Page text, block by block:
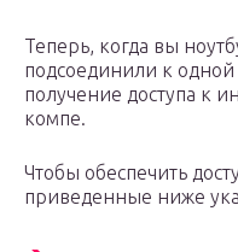
Теперь, когда вы
подсоединили к одной
получение доступа к
компе.
Чтобы обеспечить
приведенные ниже